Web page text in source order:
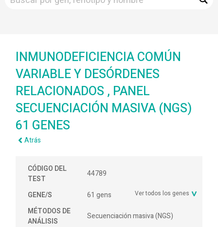
INMUNODEFICIENCIA COMÚN
VARIABLE Y DESÓRDENES
RELACIONADOS , PANEL
SECUENCIACIÓN MASIVA (NGS)
61 GENES
Atrás
CÓDIGO DEL
TEST
44789
GENE/S Ver todos los genes
61 gens
MÉTODOS DE
ANÁLISIS
Secuenciación masiva (NGS)